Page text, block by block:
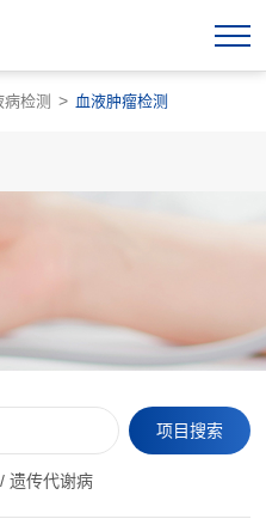
病检测 > 血液肿瘤检测
/遗传代谢病